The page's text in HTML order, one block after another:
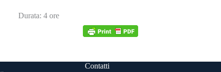
Durata: 4 ore
Contatti